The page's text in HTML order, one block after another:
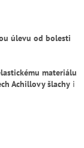
úlevu od bolesti
materiálu
Achillovy šlachy i